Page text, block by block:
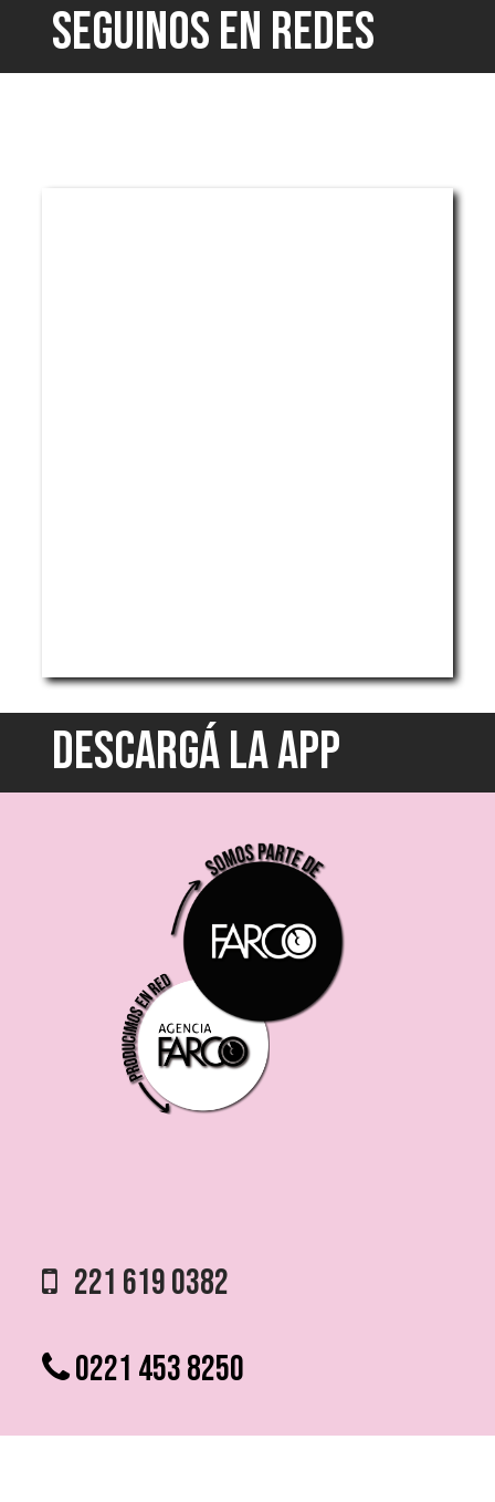
SEGUINOS EN REDES
DESCARGÁ LA APP
221 619 0382
0221 453 8250